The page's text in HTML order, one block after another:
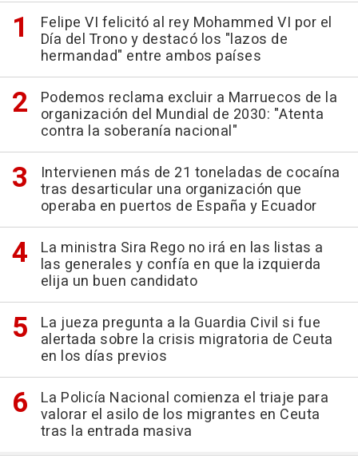
Felipe VI felicitó al rey Mohammed VI por el
Día del Trono y destacó los "lazos de
hermandad" entre ambos países
Podemos reclama excluir a Marruecos de la
organización del Mundial de 2030: "Atenta
contra la soberanía nacional"
Intervienen más de 21 toneladas de cocaína
tras desarticular una organización que
operaba en puertos de España y Ecuador
La ministra Sira Rego no irá en las listas a
las generales y confía en que la izquierda
elija un buen candidato
La jueza pregunta a la Guardia Civil si fue
alertada sobre la crisis migratoria de Ceuta
en los días previos
La Policía Nacional comienza el triaje para
valorar el asilo de los migrantes en Ceuta
tras la entrada masiva